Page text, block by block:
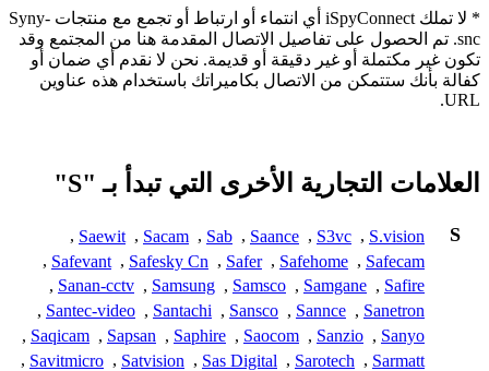
* لا تملك iSpyConnect أي انتماء أو ارتباط أو تجمع مع منتجات Syny-
snc. تم الحصول على تفاصيل الاتصال المقدمة هنا من المجتمع وقد
تكون غير مكتملة أو غير دقيقة أو قديمة. نحن لا نقدم أي ضمان أو
كفالة بأنك ستتمكن من الاتصال بكاميراتك باستخدام هذه عناوين
URL.
العلامات التجارية الأخرى التي تبدأ بـ "S"
S
S.vision
,
S3vc
,
Saance
,
Sab
,
Sacam
,
Saewit
,
Safecam
,
Safehome
,
Safer
,
Safesky Cn
,
Safevant
,
Safire
,
Samgane
,
Samsco
,
Samsung
,
Sanan-cctv
,
Sanetron
,
Sannce
,
Sansco
,
Santachi
,
Santec-video
,
Sanyo
,
Sanzio
,
Saocom
,
Saphire
,
Sapsan
,
Saqicam
,
Sarmatt
,
Sarotech
,
Sas Digital
,
Satvision
,
Savitmicro
,